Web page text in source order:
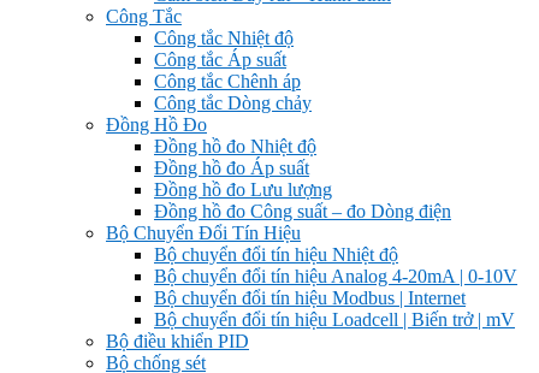
Công Tắc
Công tắc Nhiệt độ
Công tắc Áp suất
Công tắc Chênh áp
Công tắc Dòng chảy
Đồng Hồ Đo
Đồng hồ đo Nhiệt độ
Đồng hồ đo Áp suất
Đồng hồ đo Lưu lượng
Đồng hồ đo Công suất – đo Dòng điện
Bộ Chuyển Đổi Tín Hiệu
Bộ chuyển đổi tín hiệu Nhiệt độ
Bộ chuyển đổi tín hiệu Analog 4-20mA | 0-10V
Bộ chuyển đổi tín hiệu Modbus | Internet
Bộ chuyển đổi tín hiệu Loadcell | Biến trở | mV
Bộ điều khiển PID
Bộ chống sét